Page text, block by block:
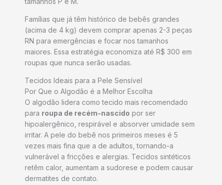
Famílias que já têm histórico de bebês grandes
(acima de 4 kg) devem comprar apenas 2-3 peças
RN para emergências e focar nos tamanhos
maiores. Essa estratégia economiza até R$ 300 em
roupas que nunca serão usadas.
Tecidos Ideais para a Pele Sensível
Por Que o Algodão é a Melhor Escolha
O algodão lidera como tecido mais recomendado
para roupa de recém-nascido por ser
hipoalergênico, respirável e absorver umidade sem
irritar. A pele do bebê nos primeiros meses é 5
vezes mais fina que a de adultos, tornando-a
vulnerável a fricções e alergias. Tecidos sintéticos
retêm calor, aumentam a sudorese e podem causar
dermatites de contato.